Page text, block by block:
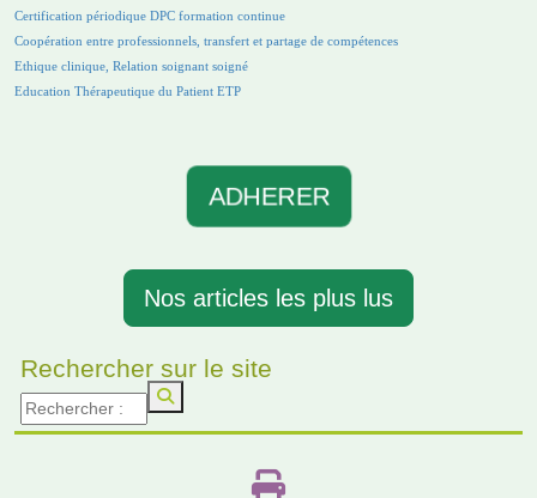
Certification périodique DPC formation continue
Coopération entre professionnels, transfert et partage de compétences
Ethique clinique, Relation soignant soigné
Education Thérapeutique du Patient ETP
ADHERER
Nos articles les plus lus
Rechercher sur le site